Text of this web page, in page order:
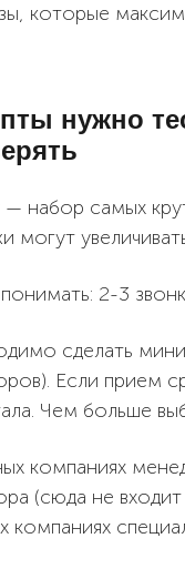
которые
нужно
— набор самых
могут
2-3
сделать
Если прием
Чем больше
компаниях
(сюда не
компаниях